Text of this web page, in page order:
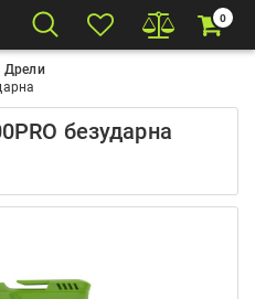
0
Дрели
безударна